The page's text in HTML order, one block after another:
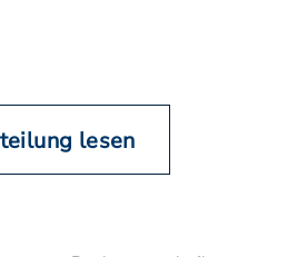
lesen